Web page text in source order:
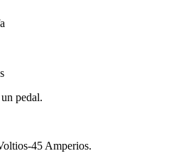
pedal.
45 Amperios.